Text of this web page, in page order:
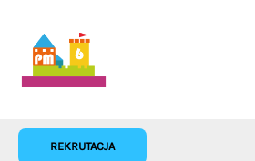
treści
REKRUTACJA